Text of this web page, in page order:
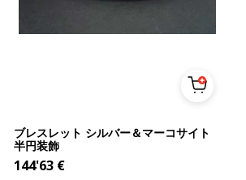
ブレスレット シルバー＆マーコサイト
半円装飾
144'63€